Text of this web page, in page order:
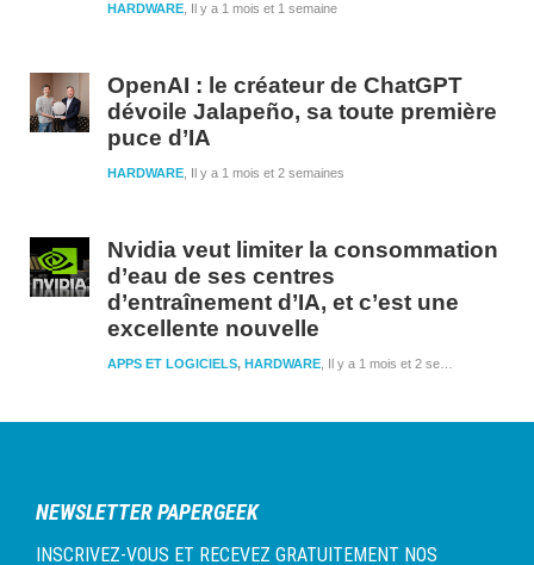
Il y a 1 mois et 1 semaine
HARDWARE
OpenAI : le créateur de ChatGPT
dévoile Jalapeño, sa toute première
puce d’IA
Il y a 1 mois et 2 semaines
HARDWARE
Nvidia veut limiter la consommation
d’eau de ses centres
d’entraînement d’IA, et c’est une
excellente nouvelle
Il y a 1 mois et 2 semaines
APPS ET LOGICIELS, HARDWARE
NEWSLETTER PAPERGEEK
INSCRIVEZ-VOUS ET RECEVEZ GRATUITEMENT NOS